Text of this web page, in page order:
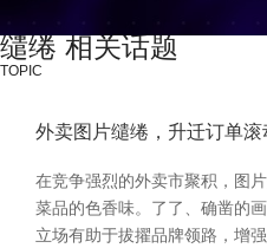
缱绻 相关话题
TOPIC
外卖图片缱绻，升迁订单滚
在竞争强烈的外卖市聚积，图
菜品的色香味。了了、确凿的
立场有助于拔擢品牌领路，增